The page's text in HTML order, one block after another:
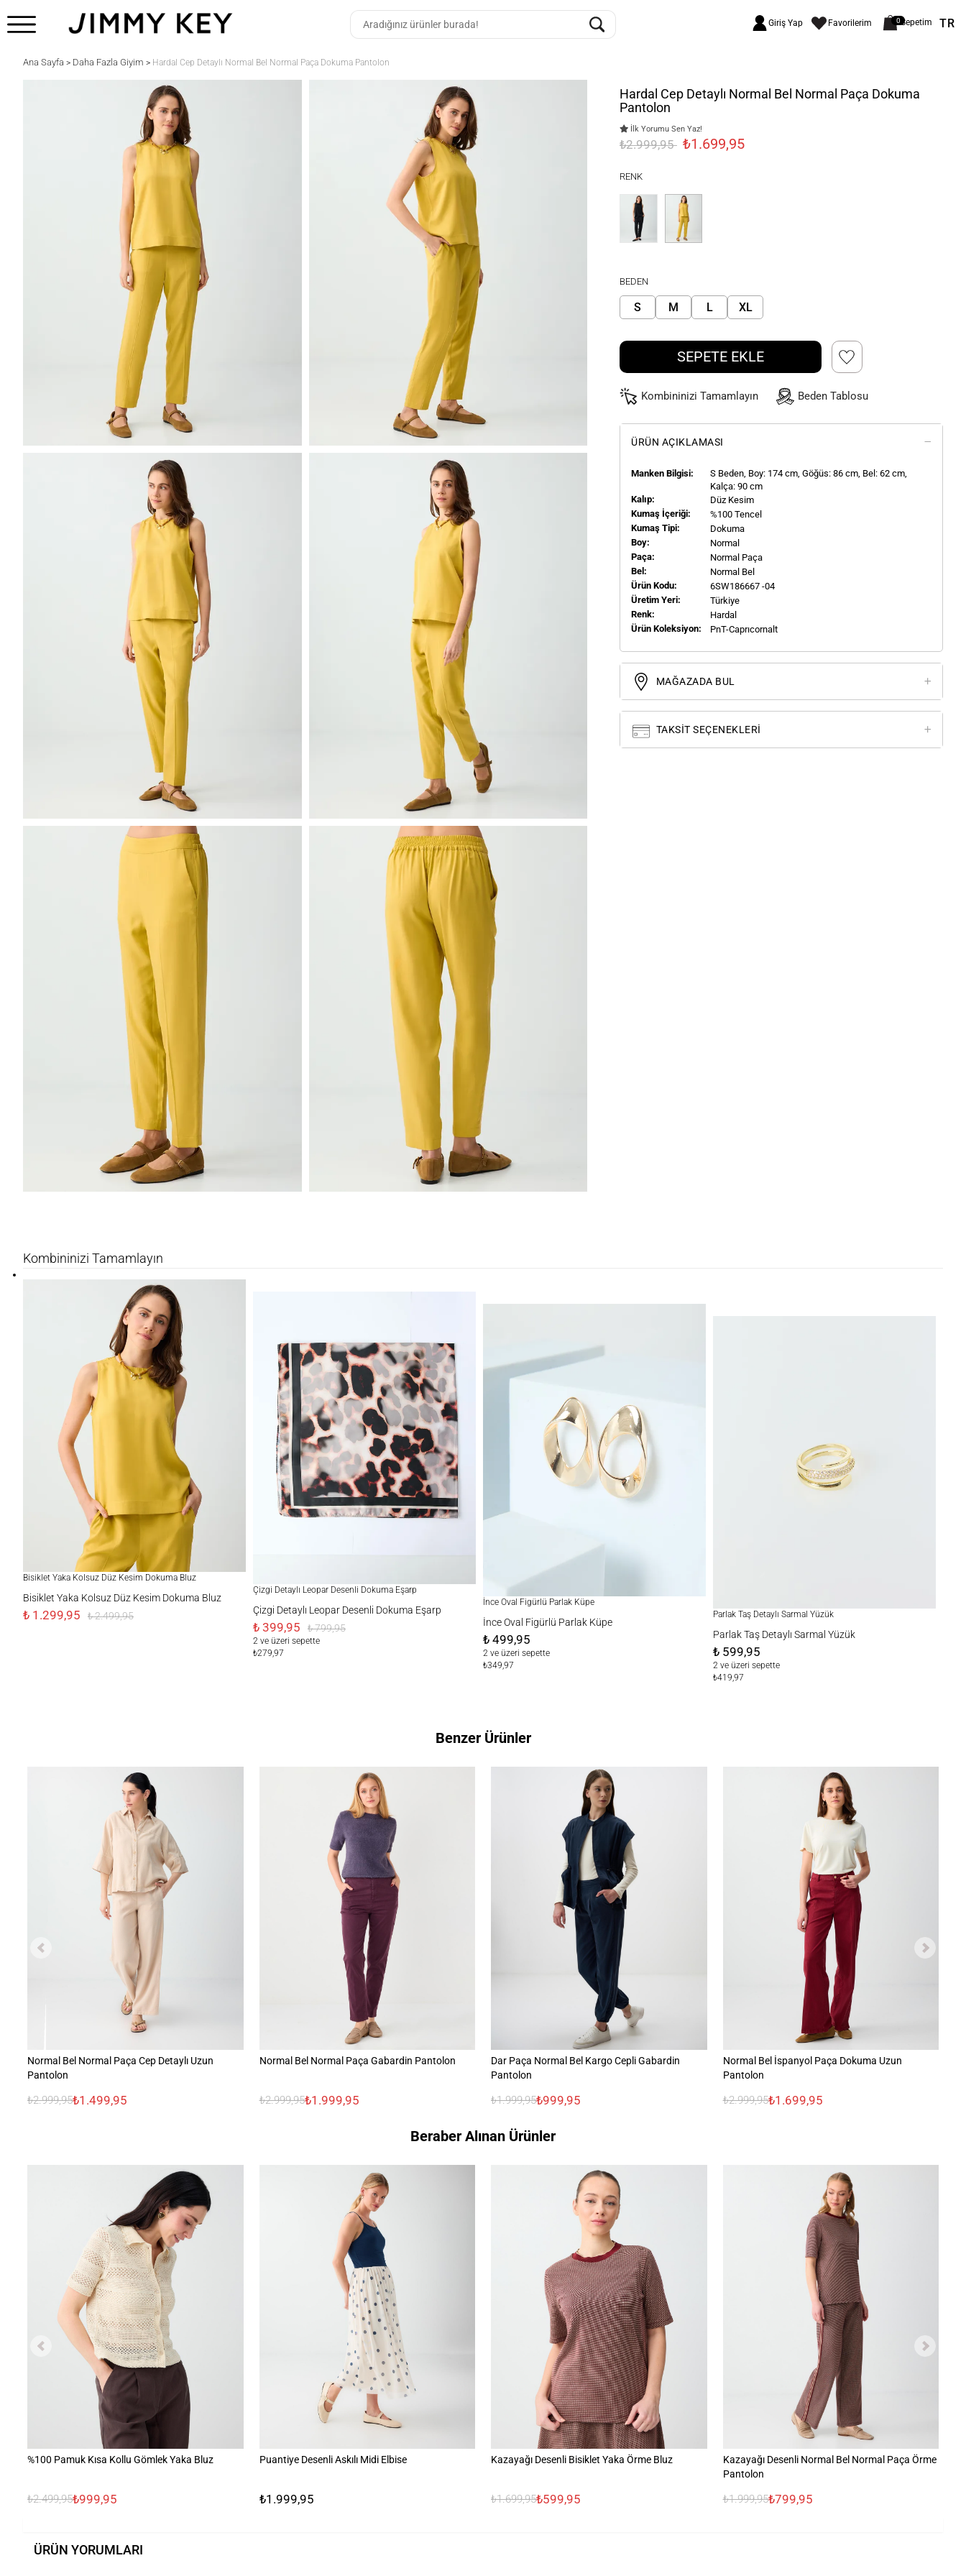
Giriş Yap Favorilerim 0Sepetim TR
Ana Sayfa > Daha Fazla Giyim > Hardal Cep Detaylı Normal Bel Normal Paça Dokuma Pantolon
Hardal Cep Detaylı Normal Bel Normal Paça Dokuma
Pantolon
İlk Yorumu Sen Yaz!
₺2.999,95 ₺1.699,95
RENK
BEDEN
S M L XL
SEPETE EKLE
Kombininizi Tamamlayın Beden Tablosu
ÜRÜN AÇIKLAMASI
Manken Bilgisi: S Beden, Boy: 174 cm, Göğüs: 86 cm, Bel: 62 cm,
Kalça: 90 cm
Kalıp:
Düz Kesim
Kumaş İçeriği:
%100 Tencel
Kumaş Tipi:
Dokuma
Boy:
Normal
Paça:
Normal Paça
Bel:
Normal Bel
Ürün Kodu:
6SW186667 -04
Üretim Yeri:
Türkiye
Renk:
Hardal
Ürün Koleksiyon:
PnT-Caprıcornalt
MAĞAZADA BUL
TAKSIT SEÇENEKLERI
Kombininizi Tamamlayın
Bisiklet Yaka Kolsuz Düz Kesim Dokuma Bluz
Bisiklet Yaka Kolsuz Düz Kesim Dokuma Bluz
₺ 1.299,95 ₺ 2.499,95
Çizgi Detaylı Leopar Desenli Dokuma Eşarp
Çizgi Detaylı Leopar Desenli Dokuma Eşarp
₺ 399,95 ₺ 799,95
2 ve üzeri sepette
₺279,97
İnce Oval Figürlü Parlak Küpe
İnce Oval Figürlü Parlak Küpe
₺ 499,95
2 ve üzeri sepette
₺349,97
Parlak Taş Detaylı Sarmal Yüzük
Parlak Taş Detaylı Sarmal Yüzük
₺ 599,95
2 ve üzeri sepette
₺419,97
Benzer Ürünler
Normal Bel Normal Paça Cep Detaylı Uzun
Pantolon
₺2.999,95₺1.499,95
Normal Bel Normal Paça Gabardin Pantolon
₺2.999,95₺1.999,95
Dar Paça Normal Bel Kargo Cepli Gabardin
Pantolon
₺1.999,95₺999,95
Normal Bel İspanyol Paça Dokuma Uzun
Pantolon
₺2.999,95₺1.699,95
Beraber Alınan Ürünler
%100 Pamuk Kısa Kollu Gömlek Yaka Bluz
₺2.499,95₺999,95
Puantiye Desenli Askılı Midi Elbise
₺1.999,95
Kazayağı Desenli Bisiklet Yaka Örme Bluz
₺1.699,95₺599,95
Kazayağı Desenli Normal Bel Normal Paça Örme
Pantolon
₺1.999,95₺799,95
ÜRÜN YORUMLARI